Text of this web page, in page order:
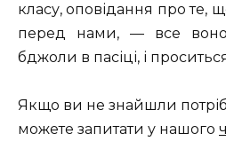
класу, оповідання про те,
перед нами, — все
бджоли в пасіці, і
Якщо ви не знайшли
можете запитати у нашого